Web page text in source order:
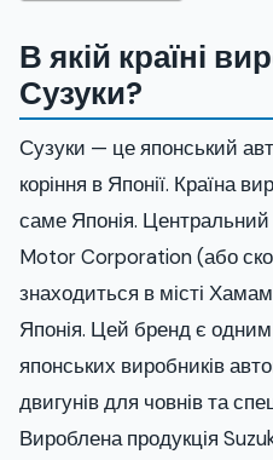
В якій країні
Сузуки?
Сузуки — це японський
коріння в Японії. Країна
саме Японія. Центральний
Motor Corporation (або
знаходиться в місті
Японія. Цей бренд є одним
японських виробників
двигунів для човнів та
Вироблена продукція